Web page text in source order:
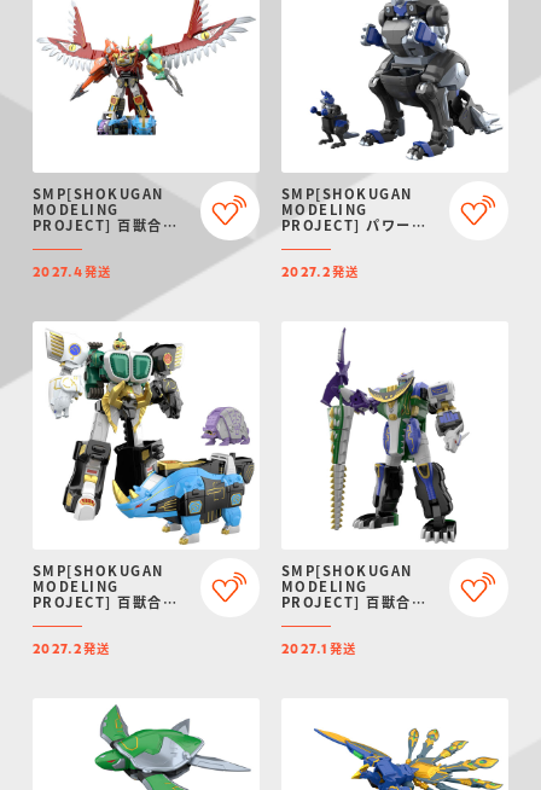
SMP[SHOKUGAN
MODELING
PROJECT] 百獣合体
2027年4月発送】
2027.4発送
SMP[SHOKUGAN
MODELING
PROJECT] パワーア
トラ ガオワラビー【プ
レミアムバンダイ限
2027.2発送
SMP[SHOKUGAN
MODELING
PROJECT] 百獣合体
ノス＆ガオマジロ【再
販：2027年2月発送】
2027.2発送
SMP[SHOKUGAN
MODELING
PROJECT] 百獣合体
2027年1月発送】
2027.1 発送